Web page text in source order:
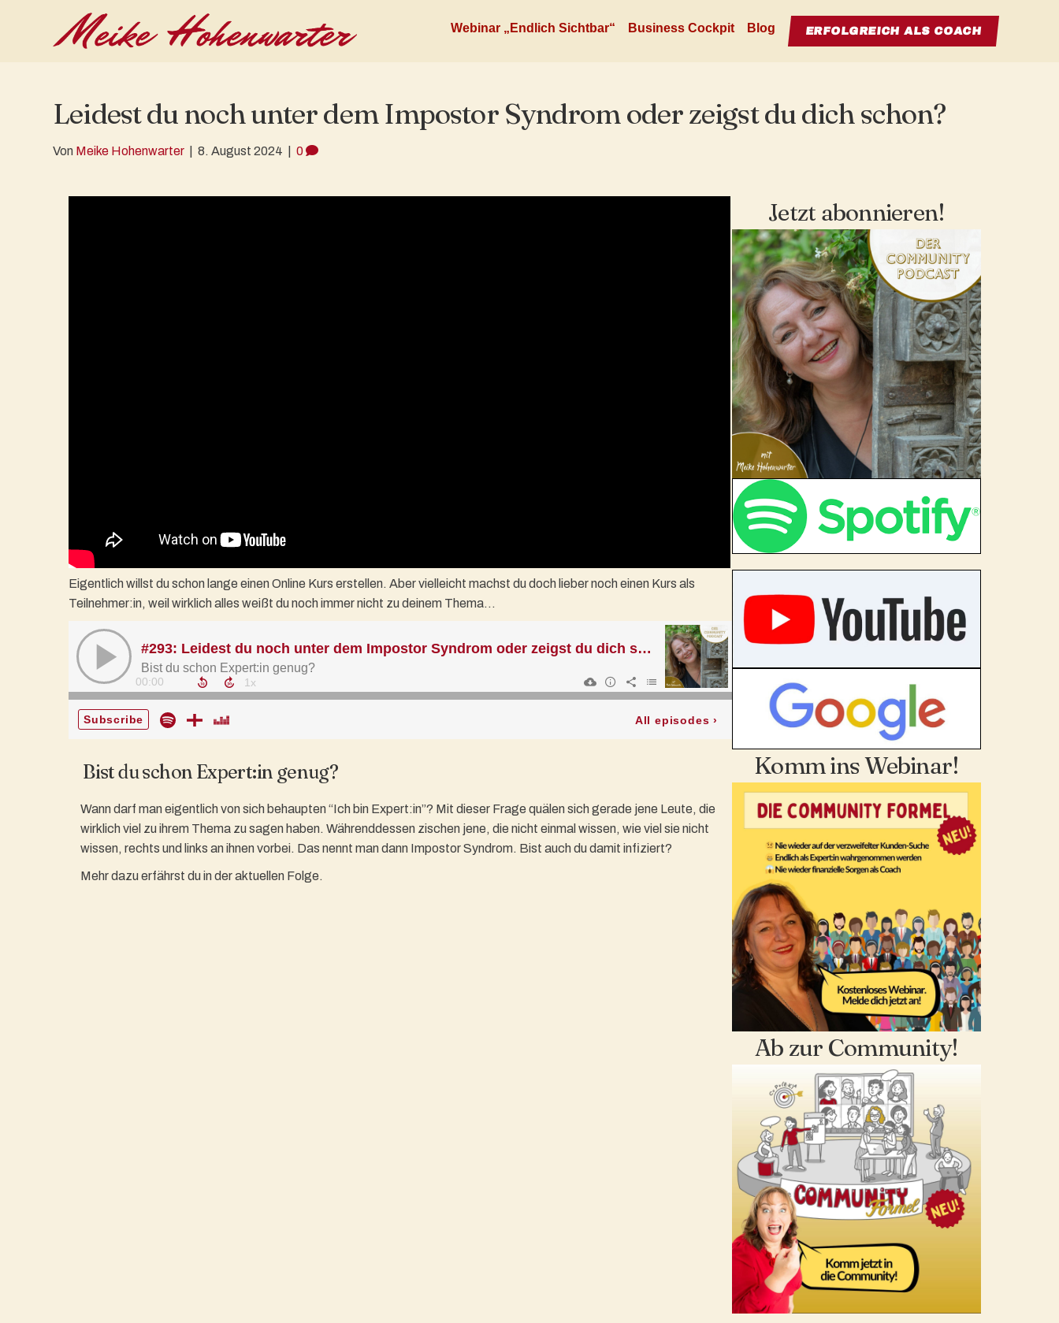
Webinar „Endlich Sichtbar“ Business Cockpit Blog ERFOLGREICH ALS COACH
Leidest du noch unter dem Impostor Syndrom oder zeigst du dich schon?
Von Meike Hohenwarter 8. August 2024 0
Eigentlich willst du schon lange einen Online Kurs erstellen. Aber vielleicht machst du doch lieber noch einen Kurs als
Teilnehmer:in, weil wirklich alles weißt du noch immer nicht zu deinem Thema…
Bist du schon Expert:in genug?
Wann darf man eigentlich von sich behaupten “Ich bin Expert:in”? Mit dieser Frage quälen sich gerade jene Leute, die
wirklich viel zu ihrem Thema zu sagen haben. Währenddessen zischen jene, die nicht einmal wissen, wie viel sie nicht
wissen, rechts und links an ihnen vorbei. Das nennt man dann Impostor Syndrom. Bist auch du damit infiziert?
Mehr dazu erfährst du in der aktuellen Folge.
Jetzt abonnieren!
Komm ins Webinar!
Ab zur Community!